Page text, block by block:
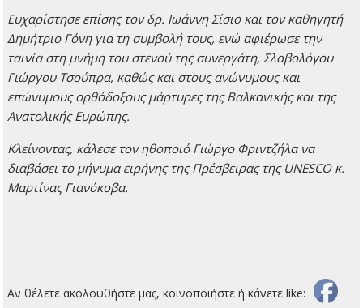
Ευχαρίστησε επίσης τον δρ. Ιωάννη Σίσιο και τον καθηγητή
Δημήτριο Γόνη για τη συμβολή τους, ενώ αφιέρωσε την
ταινία στη μνήμη του στενού της συνεργάτη, Σλαβολόγου
Γιώργου Τσούπρα, καθώς και στους ανώνυμους και
επώνυμους ορθόδοξους μάρτυρες της Βαλκανικής και της
Ανατολικής Ευρώπης.
Κλείνοντας, κάλεσε τον ηθοποιό Γιώργο Φριντζήλα να
διαβάσει το μήνυμα ειρήνης της Πρέσβειρας της UNESCO κ.
Μαρτίνας Γιανόκοβα.
Αν θέλετε ακολουθήστε μας, κοινοποιήστε ή κάνετε like: